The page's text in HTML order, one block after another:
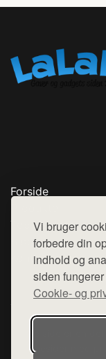
Vi bruger
forbedre din
indhold og
siden
Cookie- og
Forside
Top Rabatter
Blog
Kontakt
Denne side er en
hjemmesider med